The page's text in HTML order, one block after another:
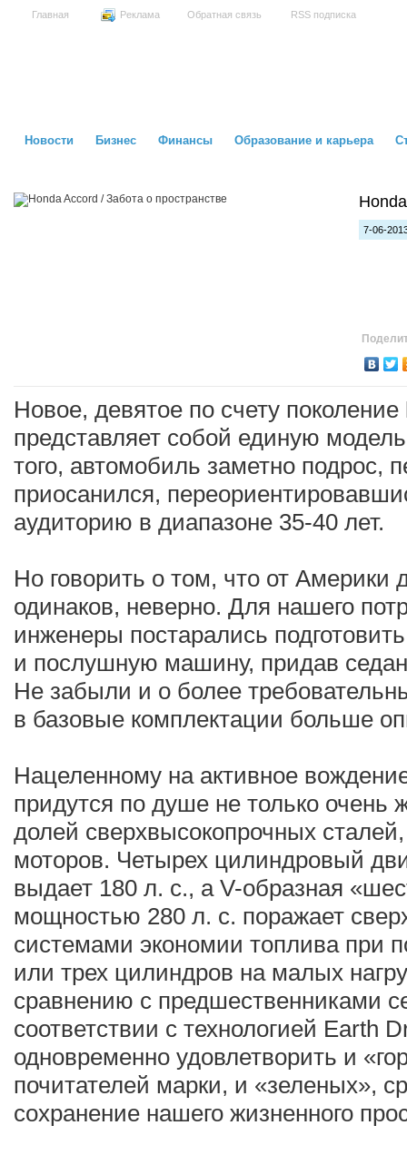
Главная Реклама Обратная связь RSS подписка
Новости Бизнес Финансы Образование и карьера
7-06-
Новое, девятое по счету поколение
представляет собой единую
того, автомобиль заметно подрос,
приосанился,
аудиторию в диапазоне 35-40 лет.
Но говорить о том, что от Америки
одинаков, неверно. Для нашего
инженеры постарались
и послушную машину, придав
Не забыли и о более
в базовые комплектации больше
Нацеленному на активное
придутся по душе не только очень
долей сверхвысокопрочных
моторов. Четырех цилиндровый
выдает 180 л. с., а V-образная
мощностью 280 л. с. поражает
системами экономии топлива при
или трех цилиндров на малых
сравнению с предшественниками
соответствии с технологией Earth
одновременно удовлетворить и
почитателей марки, и «зеленых»,
сохранение нашего жизненного